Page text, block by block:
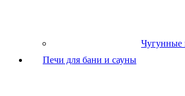
Чугунные
Печи для бани и сауны